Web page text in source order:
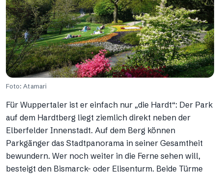
Foto: Atamari
Für Wuppertaler ist er einfach nur „die Hardt“: Der Park
auf dem Hardtberg liegt ziemlich direkt neben der
Elberfelder Innenstadt. Auf dem Berg können
Parkgänger das Stadtpanorama in seiner Gesamtheit
bewundern. Wer noch weiter in die Ferne sehen will,
besteigt den Bismarck- oder Elisenturm. Beide Türme